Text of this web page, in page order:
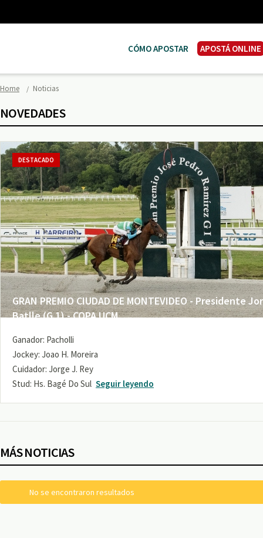
CÓMO APOSTAR APOSTÁ ONLINE
Home Noticias
NOVEDADES
GRAN PREMIO CIUDAD DE MONTEVIDEO - Presidente
Batlle (G 1) - COPA UCM
DESTACADO
Ganador: Pacholli
Jockey: Joao H. Moreira
Cuidador: Jorge J. Rey
Stud: Hs. Bagé Do Sul Seguir leyendo
MÁS NOTICIAS
No se encontraron resultados